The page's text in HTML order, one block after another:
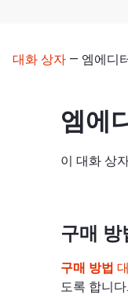
대화 상자— 엠에디
엠에
이 대화 상
구매 방
구매 방법
도록 합니다.